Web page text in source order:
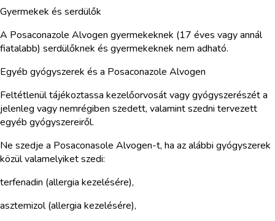
Gyermekek és serdülők
A Posaconazole Alvogen gyermekeknek (17 éves vagy annál
fiatalabb) serdülőknek és gyermekeknek nem adható.
Egyéb gyógyszerek és a Posaconazole Alvogen
Feltétlenül tájékoztassa kezelőorvosát vagy gyógyszerészét a
jelenleg vagy nemrégiben szedett, valamint szedni tervezett
egyéb gyógyszereiről.
Ne szedje a Posaconasole Alvogen-t, ha az alábbi gyógyszerek
közül valamelyiket szedi:
terfenadin (allergia kezelésére),
asztemizol (allergia kezelésére),